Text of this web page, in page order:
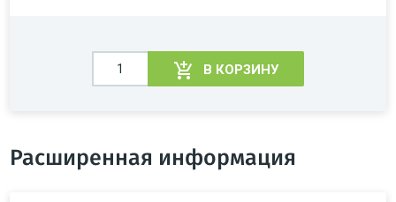
В КОРЗИНУ
Расширенная информация